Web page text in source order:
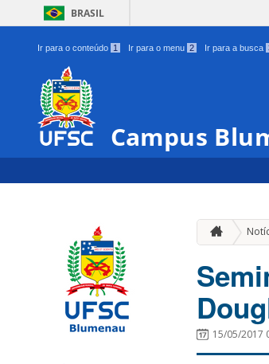
BRASIL
Ir para o conteúdo 1 Ir para o menu 2 Ir para a busca
Campus
15/05/2017